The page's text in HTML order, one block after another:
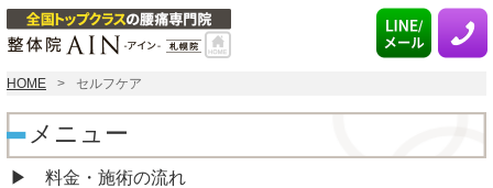
HOME セルフケア
メニュー
料金・施術の流れ